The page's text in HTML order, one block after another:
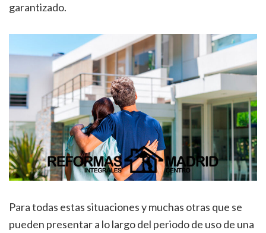
garantizado.
Para todas estas situaciones y muchas otras que se
pueden presentar a lo largo del periodo de uso de una